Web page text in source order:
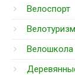
Велоспорт
Велотуризм
Велошкола